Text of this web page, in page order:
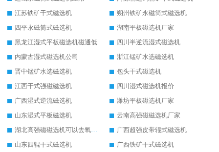
江苏铁矿干式磁选机
朔州铁矿永磁筒式磁选机
四平永磁筒式磁选机
湖南平板磁选机厂家
黑龙江湿式平板磁选机磁通低
四川半逆流湿式磁选机
内蒙古湿式磁选机公司
浙江锰矿水选磁选机
晋中锰矿水选磁选机
包头干式磁选机
江西干式强磁磁选机
四川湿式磁选机报价
广西湿式逆流磁选机
潍坊平板磁选机厂家
山东湿式平板磁选机
云南高强磁磁选机厂家
湖北高强磁磁选机可以去氧化铝
广西超强皮带辊式磁选机
山东四辊干式磁选机
广西铁矿干式磁选机